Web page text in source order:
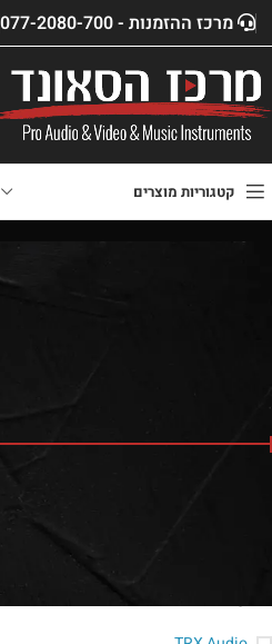
מרכז ההזמנות - 077-2080-700
קטגוריות מוצרים